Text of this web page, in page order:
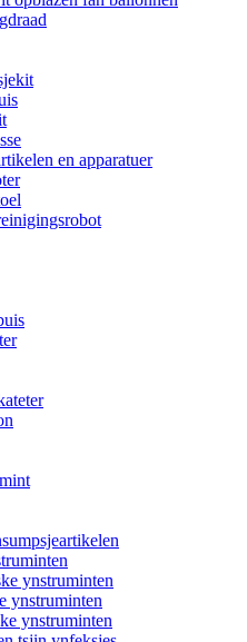
en apparatuer
ynstruminten
ynstruminten
ynstruminten